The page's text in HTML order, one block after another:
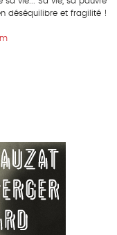
déséquilibre et fragilité !